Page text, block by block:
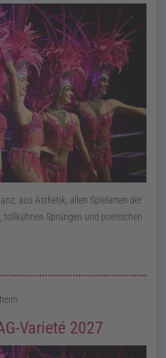
aus Ästhetik, allen Spielarten der
tollkühnen Sprüngen und poetischen
Varieté 2027